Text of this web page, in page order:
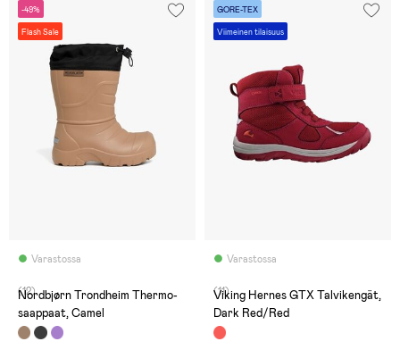
-49%
Flash Sale
Varastossa
(12)
Nordbjørn Trondheim Thermo-
saappaat, Camel
GORE-TEX
Viimeinen tilaisuus
Varastossa
(11)
Viking Hernes GTX Talvikengät,
Dark Red/Red